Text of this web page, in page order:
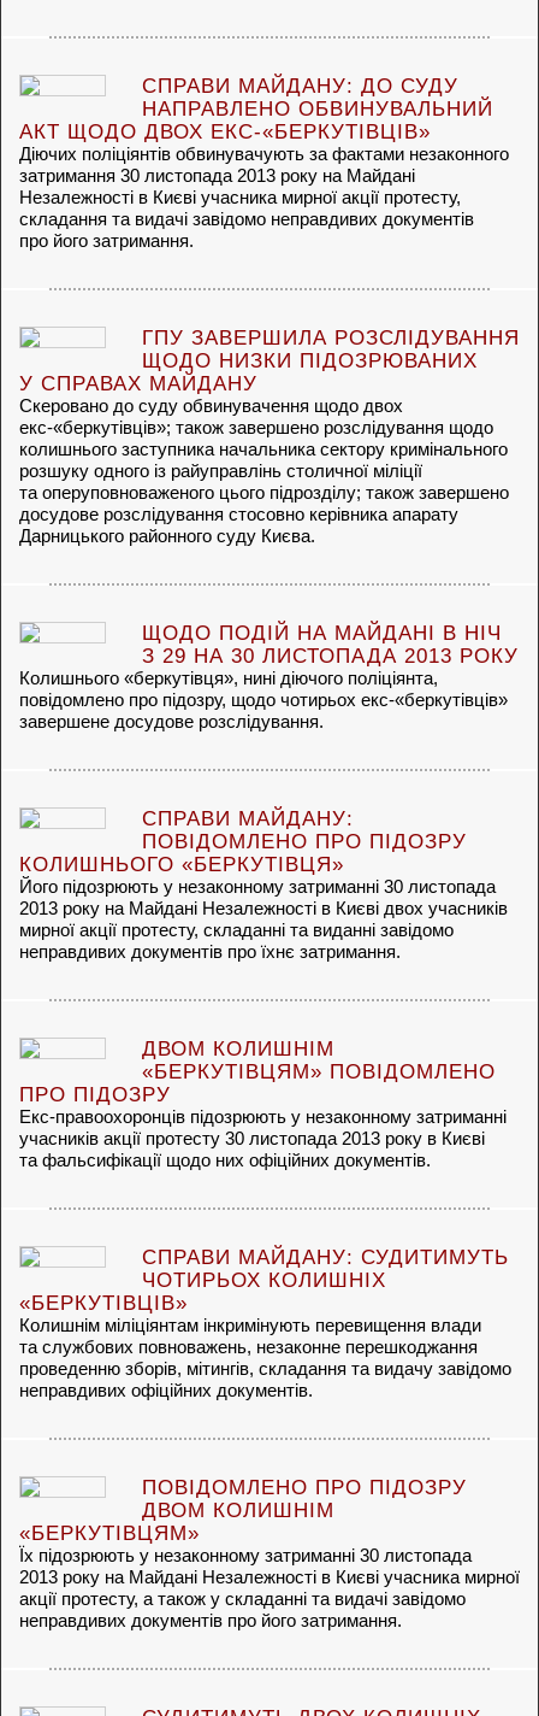
СПРАВИ МАЙДАНУ: ДО СУДУ
НАПРАВЛЕНО ОБВИНУВАЛЬНИЙ
АКТ ЩОДО ДВОХ ЕКС-«БЕРКУТІВЦІВ»
Діючих поліціянтів обвинувачують за фактами незаконного
затримання 30 листопада 2013 року на Майдані
Незалежності в Києві учасника мирної акції протесту,
складання та видачі завідомо неправдивих документів
про його затримання.
ГПУ ЗАВЕРШИЛА РОЗСЛІДУВАННЯ
ЩОДО НИЗКИ ПІДОЗРЮВАНИХ
У СПРАВАХ МАЙДАНУ
Скеровано до суду обвинувачення щодо двох
екс-«беркутівців»; також завершено розслідування щодо
колишнього заступника начальника сектору кримінального
розшуку одного із райуправлінь столичної міліції
та оперуповноваженого цього підрозділу; також завершено
досудове розслідування стосовно керівника апарату
Дарницького районного суду Києва.
ЩОДО ПОДІЙ НА МАЙДАНІ В НІЧ
З 29 НА 30 ЛИСТОПАДА 2013 РОКУ
Колишнього «беркутівця», нині діючого поліціянта,
повідомлено про підозру, щодо чотирьох екс-«беркутівців»
завершене досудове розслідування.
СПРАВИ МАЙДАНУ:
ПОВІДОМЛЕНО ПРО ПІДОЗРУ
КОЛИШНЬОГО «БЕРКУТІВЦЯ»
Його підозрюють у незаконному затриманні 30 листопада
2013 року на Майдані Незалежності в Києві двох учасників
мирної акції протесту, складанні та виданні завідомо
неправдивих документів про їхнє затримання.
ДВОМ КОЛИШНІМ
«БЕРКУТІВЦЯМ» ПОВІДОМЛЕНО
ПРО ПІДОЗРУ
Екс-правоохоронців підозрюють у незаконному затриманні
учасників акції протесту 30 листопада 2013 року в Києві
та фальсифікації щодо них офіційних документів.
СПРАВИ МАЙДАНУ: СУДИТИМУТЬ
ЧОТИРЬОХ КОЛИШНІХ
«БЕРКУТІВЦІВ»
Колишнім міліціянтам інкримінують перевищення влади
та службових повноважень, незаконне перешкоджання
проведенню зборів, мітингів, складання та видачу завідомо
неправдивих офіційних документів.
ПОВІДОМЛЕНО ПРО ПІДОЗРУ
ДВОМ КОЛИШНІМ
«БЕРКУТІВЦЯМ»
Їх підозрюють у незаконному затриманні 30 листопада
2013 року на Майдані Незалежності в Києві учасника мирної
акції протесту, а також у складанні та видачі завідомо
неправдивих документів про його затримання.